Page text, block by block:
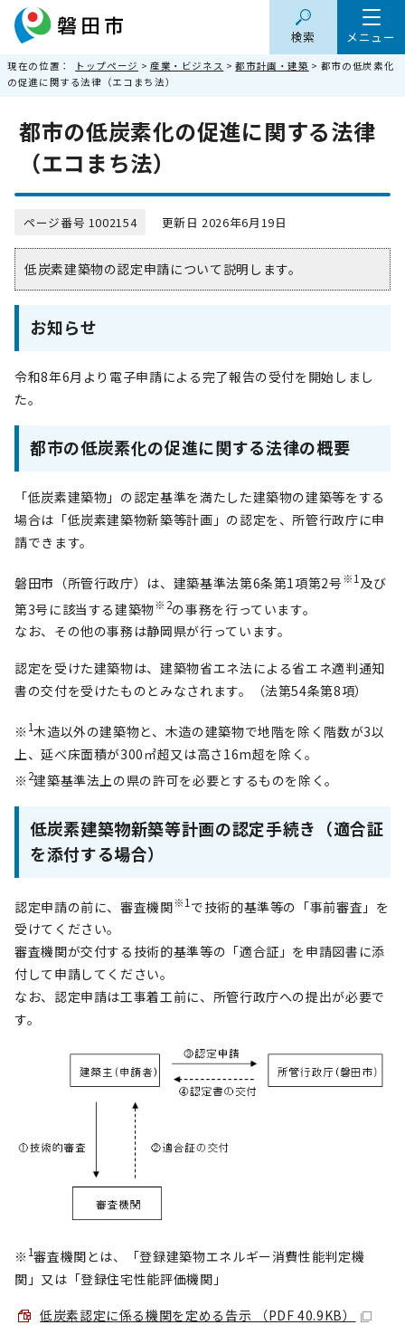
メニュー
検索
現在の位置： トップページ > 産業・ビジネス >都市計画・建築 > 都市の低炭素化
の促進に関する法律（エコまち法）
都市の低炭素化の促進に関する法律
（エコまち法）
ページ番号 1002154 更新日 2026年6月19日
低炭素建築物の認定申請について説明します。
お知らせ
令和8年6月より電子申請による完了報告の受付を開始しまし
た。
都市の低炭素化の促進に関する法律の概要
「低炭素建築物」の認定基準を満たした建築物の建築等をする
場合は「低炭素建築物新築等計画」の認定を、所管行政庁に申
請できます。
磐田市（所管行政庁）は、建築基準法第6条第1項第2号※1 及び
第3号に該当する建築物※2の事務を行っています。
なお、その他の事務は静岡県が行っています。
認定を受けた建築物は、建築物省エネ法による省エネ適判通知
書の交付を受けたものとみなされます。（法第54条第8項）
※ 1木造以外の建築物と、木造の建築物で地階を除く階数が3以
上、延べ床面積が300㎡超又は高さ16m超を除く。
※ 2建築基準法上の県の許可を必要とするものを除く。
低炭素建築物新築等計画の認定手続き（適合証
を添付する場合）
認定申請の前に、審査機関※1 で技術的基準等の「事前審査」を
受けてください。
審査機関が交付する技術的基準等の「適合証」を申請図書に添
付して申請してください。
なお、認定申請は工事着工前に、所管行政庁への提出が必要で
す。
※ 1審査機関とは、「登録建築物エネルギー消費性能判定機
関」又は「登録住宅性能評価機関」
低炭素認定に係る機関を定める告示 （PDF 40.9KB）